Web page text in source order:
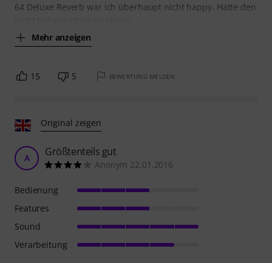
64 Deluxe Reverb war ich überhaupt nicht happy. Hatte den
Mehr anzeigen
15 5 BEWERTUNG MELDEN
Original zeigen
A Größtenteils gut
Anonym 22.01.2016
Bedienung
Features
Sound
Verarbeitung